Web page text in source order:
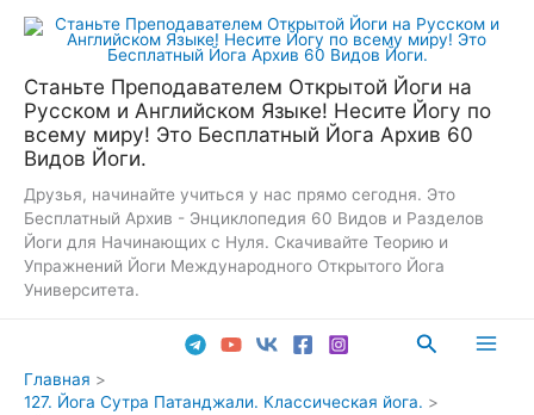
Перейти
Станьте Преподавателем Открытой Йоги на
Русском и Английском Языке! Несите Йогу по
всему миру! Это Бесплатный Йога Архив 60
Видов Йоги.
Друзья, начинайте учиться у нас прямо сегодня. Это
Бесплатный Архив - Энциклопедия 60 Видов и Разделов
Йоги для Начинающих с Нуля. Скачивайте Теорию и
Упражнений Йоги Международного Открытого Йога
Университета.
Поиск
Главная
127. Йога Сутра Патанджали. Классическая йога.